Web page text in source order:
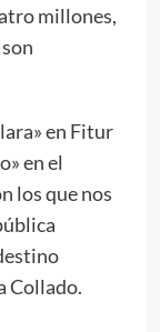
millones,
en Fitur
en el
los que nos
Collado.